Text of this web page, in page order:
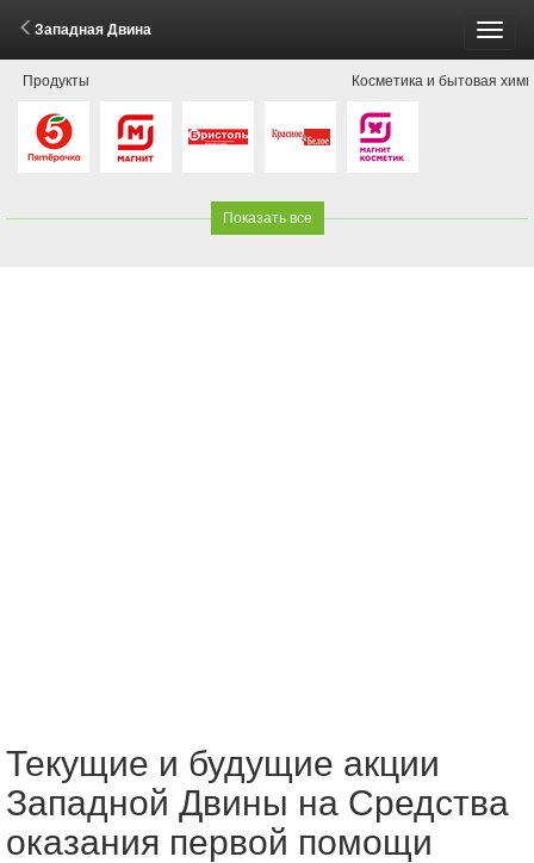
Западная Двина
Продукты Косметика и бытовая
Показать все
Текущие и будущие акции
Западной Двины на Средства
оказания первой помощи